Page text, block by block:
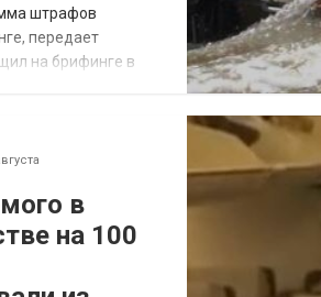
штрафов
передает
на брифинге в
года в регионе
случаев гибели,
в
на 100